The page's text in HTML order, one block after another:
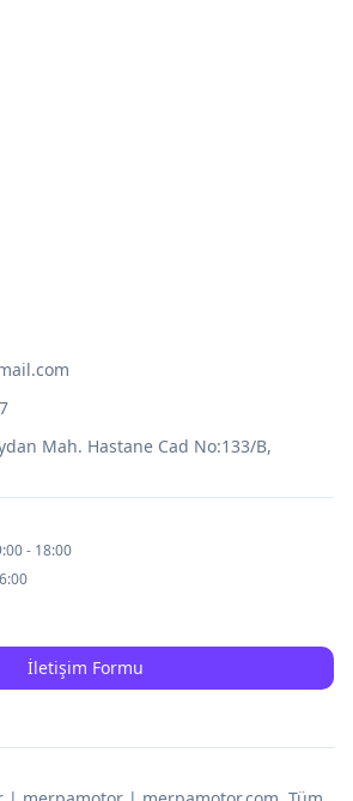
Mah. Hastane Cad No:133/B,
- 18:00
İletişim Formu